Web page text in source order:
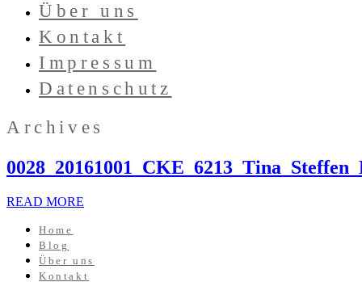
Über uns
Kontakt
Impressum
Datenschutz
Archives
READ MORE
Home
Blog
Über uns
Kontakt